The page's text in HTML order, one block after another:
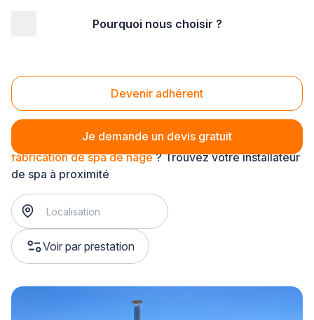
Pourquoi nous choisir ?
Devenir adhérent
Je demande un devis gratuit
Fabrication de spa de nage
fabrication de spa de nage? Trouvez votre installateur
de spa à proximité
Voir par prestation